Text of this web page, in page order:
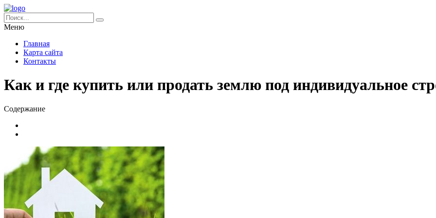
Меню
Главная
Карта сайта
Контакты
Как и где купить или продать землю под индивидуальное
Содержание